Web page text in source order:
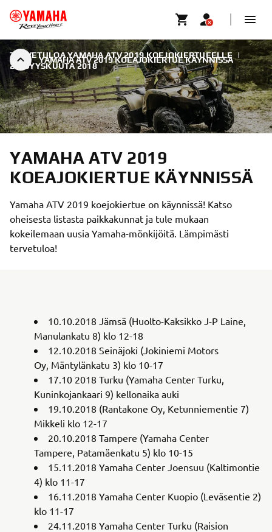
YAMAHA ATV 2019 KOEAJOKIERTUE KÄYNNISSÄ
TERVETULOA YAMAHA ATV 2019 KOEJOKIERTUEELLE
|
27. SYYSKUUTA 2018
YAMAHA ATV 2019
KOEAJOKIERTUE KÄYNNISSÄ
Yamaha ATV 2019 koejokiertue on käynnissä! Katso
oheisesta listasta paikkakunnat ja tule mukaan
kokeilemaan uusia Yamaha-mönkijöitä. Lämpimästi
tervetuloa!
10.10.2018 Jämsä (Huolto-Kaksikko J-P Laine,
Manulankatu 8) klo 12-18
12.10.2018 Seinäjoki (Jokiniemi Motors
Oy, Mäntylänkatu 3) klo 10-17
17.10 2018 Turku (Yamaha Center Turku,
Kuninkojankaari 9) kellonaika auki
19.10.2018 (Rantakone Oy, Ketunniementie 7)
Mikkeli klo 12-17
20.10.2018 Tampere (Yamaha Center
Tampere, Patamäenkatu 5) klo 10-15
15.11.2018 Yamaha Center Joensuu (Kaltimontie
4) klo 11-17
16.11.2018 Yamaha Center Kuopio (Leväsentie 2)
klo 11-17
24.11.2018 Yamaha Center Turku (Raision